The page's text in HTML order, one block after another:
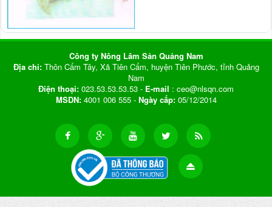
Công ty Nông Lâm Sản Quảng Nam
Địa chỉ:Thôn Cẩm Tây, Xã Tiên Cẩm, huyện Tiên Phước, tỉnh Quảng
Nam
Điện thoại: 023.53.53.53.53 - E-mail : ceo@nlsqn.com
MSDN:4001 006 555 - Ngày cấp:05/12/2014